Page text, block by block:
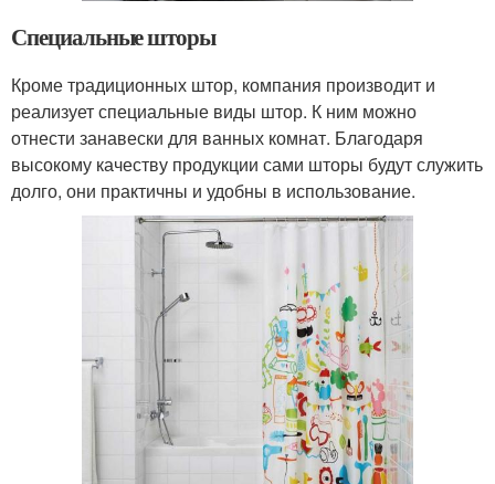
Специальные шторы
Кроме традиционных штор, компания производит и
реализует специальные виды штор. К ним можно
отнести занавески для ванных комнат. Благодаря
высокому качеству продукции сами шторы будут служить
долго, они практичны и удобны в использование.